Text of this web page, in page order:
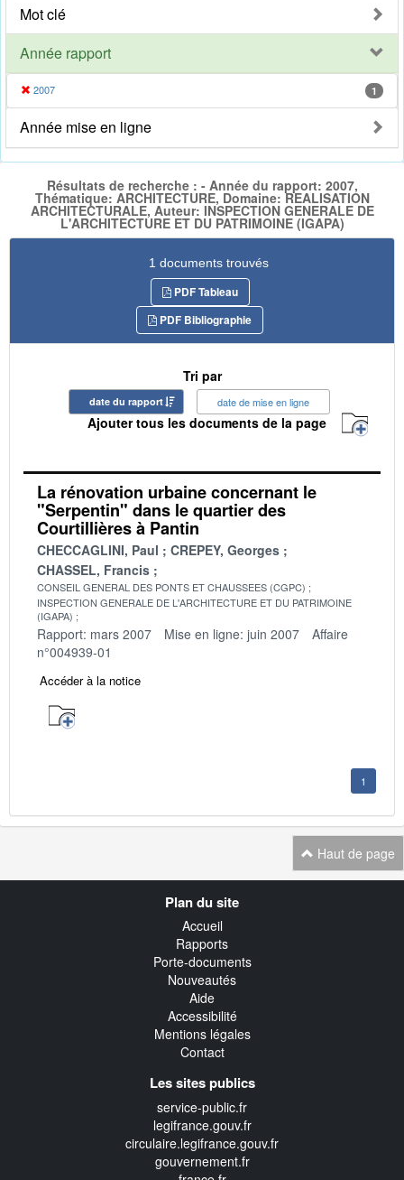
Mot clé
Année rapport
2007 1
Année mise en ligne
Résultats de recherche : - Année du rapport: 2007,
Thématique: ARCHITECTURE, Domaine: REALISATION
ARCHITECTURALE, Auteur: INSPECTION GENERALE DE
L'ARCHITECTURE ET DU PATRIMOINE (IGAPA)
1 documents trouvés
PDF Tableau
PDF Bibliographie
Tri par
date du rapport date de mise en ligne
Ajouter tous les documents de la page
La rénovation urbaine concernant le
"Serpentin" dans le quartier des
Courtillières à Pantin
CHECCAGLINI, Paul
CREPEY, Georges
CHASSEL, Francis
CONSEIL GENERAL DES PONTS ET CHAUSSEES (CGPC)
INSPECTION GENERALE DE L'ARCHITECTURE ET DU PATRIMOINE
(IGAPA)
Rapport: mars 2007 Mise en ligne: juin 2007
Affaire
n°004939-01
Accéder à la notice
1
Haut de page
Plan du site
Accueil
Rapports
Porte-documents
Nouveautés
Aide
Accessibilité
Mentions légales
Contact
Les sites publics
service-public.fr
legifrance.gouv.fr
circulaire.legifrance.gouv.fr
gouvernement.fr